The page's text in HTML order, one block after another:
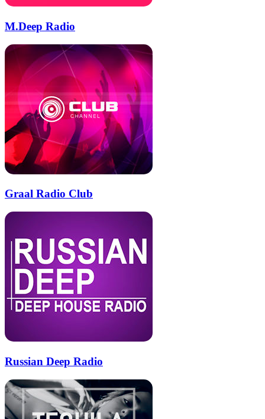
M.Deep Radio
Graal Radio Club
Russian Deep Radio